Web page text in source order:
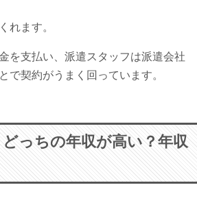
れます。
を支払い、派遣スタッフは派遣会社
で契約がうまく回っています。
っちの年収が高い？年収